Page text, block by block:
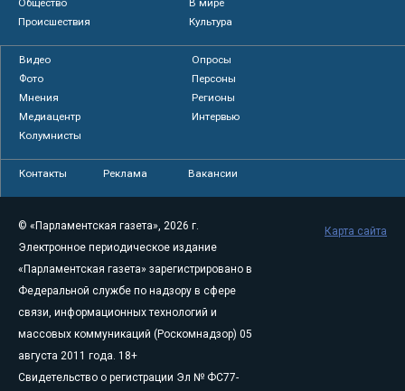
Происшествия
Культура
Видео
Опросы
Фото
Персоны
Мнения
Регионы
Медиацентр
Интервью
Колумнисты
Контакты Реклама Вакансии
© «Парламентская газета», 2026 г.
Электронное периодическое издание
«Парламентская газета» зарегистрировано в
Федеральной службе по надзору в сфере
связи, информационных технологий и
массовых коммуникаций (Роскомнадзор) 05
августа 2011 года. 18+
Свидетельство о регистрации Эл № ФС77-
Карта сайта